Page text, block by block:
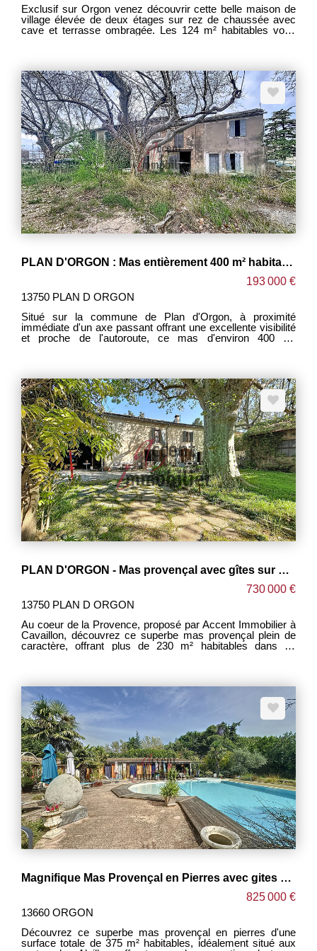
Exclusif sur Orgon venez découvrir cette belle maison de
village élevée de deux étages sur rez de chaussée avec
cave et terrasse ombragée. Les 124 m² habitables vous
avec toilette. En sous sol une grande cave saine avec
système de production d'eau chaude et pompe à chaleur
alimentant les radiateurs. Double vitrage partout, toiture en
bon état. tout à l'égout, eau de ville. Belle exposition. De
beaux volumes rendent idéale cette maison pour votre
petite famille. Si vous êtes intéressé n'hésitez pas
contactez nous. annonce rédigée par Gérard VIDAL inscrit
au RSAC Tarascon sous le nr : 79343752600049.
PLAN D'ORGON : Mas entièrement 400 m² habitables à rénover en zone UC sur 593 m² de terrain
193 000 €
13750 PLAN D ORGON
Situé sur la commune de Plan d'Orgon, à proximité
immédiate d'un axe passant offrant une excellente visibilité
et proche de l'autoroute, ce mas d'environ 400 m²
bureaux ou locaux pour professions libérales, - division en
plusieurs habitations, - projet mixte habitation / activité
professionnelle, - investissement patrimonial à forte
valorisation. L'ensemble est à rénover intégralement,
laissant libre cours à tous vos projets de réhabilitation et
d'optimisation. Son emplacement stratégique, facilement
accessible et bénéficiant d'un fort passage, constitue un
véritable atout pour une activité professionnelle ou un projet
locatif. Fort potentiel ! Rare sur le secteur. Dossier et
renseignements complémentaires sur demande.
PLAN D'ORGON - Mas provençal avec gîtes sur plus d'un hectare de terrain
730 000 €
13750 PLAN D ORGON
Au coeur de la Provence, proposé par Accent Immobilier à
Cavaillon, découvrez ce superbe mas provençal plein de
caractère, offrant plus de 230 m² habitables dans un
nuisance, elle offre un cadre idéal pour accueillir des
chevaux ou développer un projet de vie au vert. Le mas
principal dispose de 3 chambres, de beaux volumes de vie
baignés de lumière et du cachet typique des bâtisses
provençales : pierres, authenticité et atmosphère
chaleureuse. À l'extérieur, vous trouverez une grange ainsi
que deux suites indépendantes aménagées en gîtes,
parfaites pour recevoir famille, amis ou générer un revenu
locatif. Un bien rare alliant charme, potentiel et qualité de
vie, dans un cadre provençal authentique. À découvrir sans
tarder
Magnifique Mas Provençal en Pierres avec gites proposant 375 m² aux Portes des Alpilles.
825 000 €
13660 ORGON
Découvrez ce superbe mas provençal en pierres d'une
surface totale de 375 m² habitables, idéalement situé aux